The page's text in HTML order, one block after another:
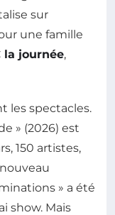
sur
une famille
journée,
les spectacles.
» (2026) est
150 artistes,
» a été
show. Mais